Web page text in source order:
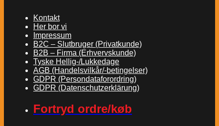
Kontakt
Her bor vi
Impressum
B2C – Slutbruger (Privatkunde)
B2B – Firma (Erhvervskunde)
Tyske Hellig-/Lukkedage
AGB (Handelsvilkår/-betingelser)
GDPR (Persondataforordring)
GDPR (Datenschutzerklärung)
Fortryd ordre/køb